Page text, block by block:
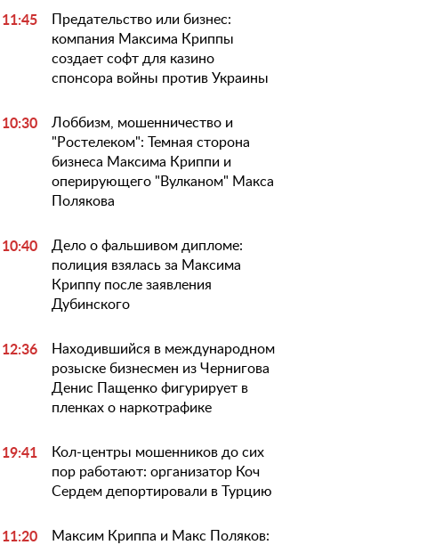
11:45
Предательство или бизнес:
компания Максима Криппы
создает софт для казино
спонсора войны против Украины
10:30
Лоббизм, мошенничество и
"Ростелеком": Темная сторона
бизнеса Максима Криппи и
оперирующего "Вулканом" Макса
Полякова
10:40
Дело о фальшивом дипломе:
полиция взялась за Максима
Криппу после заявления
Дубинского
12:36
Находившийся в международном
розыске бизнесмен из Чернигова
Денис Пащенко фигурирует в
пленках о наркотрафике
19:41
Кол-центры мошенников до сих
пор работают: организатор Коч
Сердем депортировали в Турцию
11:20
Максим Криппа и Макс Поляков: